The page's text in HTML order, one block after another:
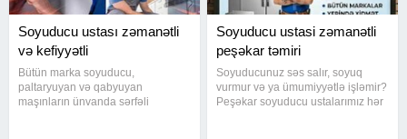
Soyuducu ustası zəmanətli
və kefiyyətli
Bütün marka soyuducu,
paltaryuyan və qabyuyan
maşınların ünvanda sərfəli
Soyuducu ustasi zəmanətli
peşəkar təmiri
Soyuducunuz səs salır, soyuq
vurmur və ya ümumiyyətlə işləmir?
Peşəkar soyuducu ustalarımız hər